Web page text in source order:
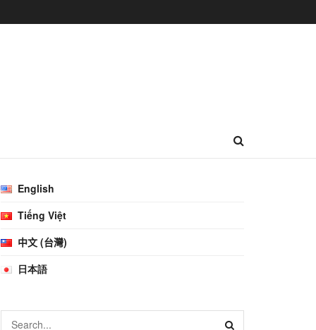
English
Tiếng Việt
中文 (台灣)
日本語